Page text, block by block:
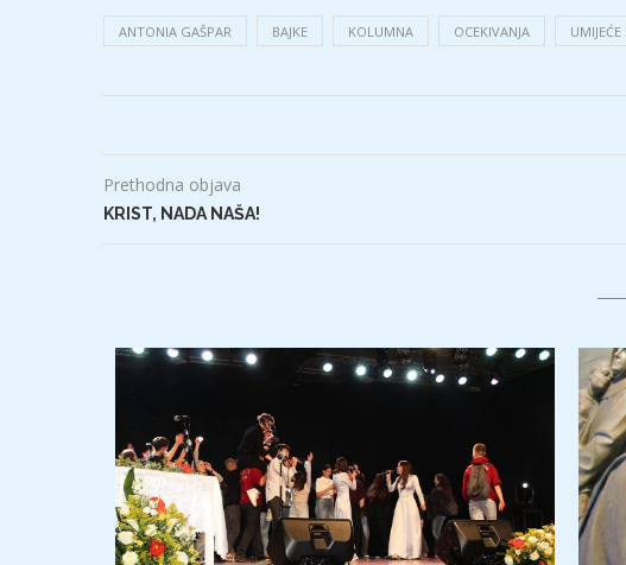
ANTONIA GAŠPAR BAJKE KOLUMNA OCEKIVANJA
Prethodna objava
KRIST, NADA NAŠA!